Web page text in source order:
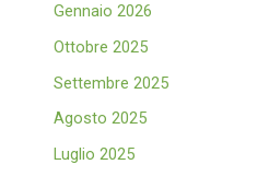
Gennaio 2026
Ottobre 2025
Settembre 2025
Agosto 2025
Luglio 2025